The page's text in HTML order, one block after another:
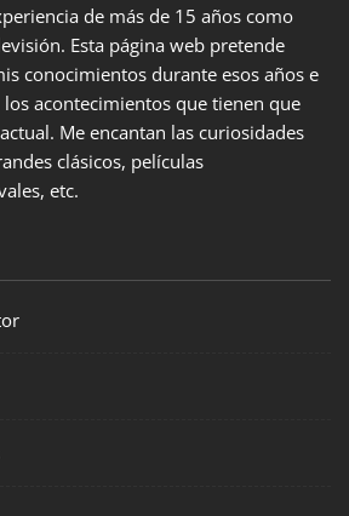
de más de 15 años como
Esta página web pretende
conocimientos durante esos años e
acontecimientos que tienen que
Me encantan las curiosidades
clásicos, películas
etc.